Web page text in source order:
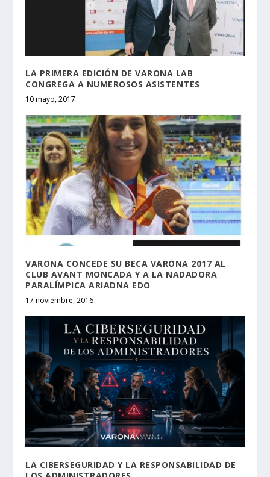
LA PRIMERA EDICIÓN DE VARONA LAB
CONGREGA A NUMEROSOS ASISTENTES
10 mayo, 2017
VARONA CONCEDE SU BECA VARONA 2017 AL
CLUB AVANT MONCADA Y A LA NADADORA
PARALÍMPICA ARIADNA EDO
17 noviembre, 2016
LA CIBERSEGURIDAD Y LA RESPONSABILIDAD DE